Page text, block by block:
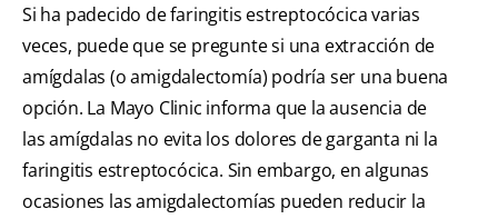
Si ha padecido de faringitis estreptocócica varias
veces, puede que se pregunte si una extracción de
amígdalas (o amigdalectomía) podría ser una buena
opción. La Mayo Clinic informa que la ausencia de
las amígdalas no evita los dolores de garganta ni la
faringitis estreptocócica. Sin embargo, en algunas
ocasiones las amigdalectomías pueden reducir la